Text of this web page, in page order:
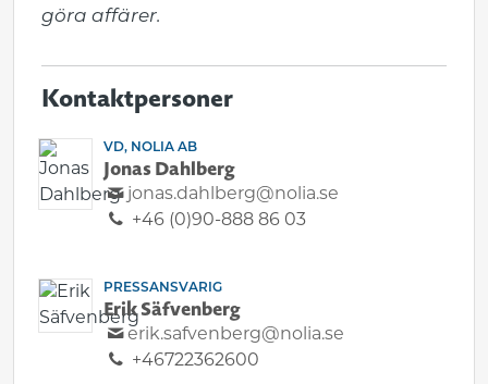
göra affärer.
Kontaktpersoner
VD, NOLIA AB
Jonas Dahlberg
jonas.dahlberg@nolia.se
+46 (0)90-888 86 03
PRESSANSVARIG
Erik Säfvenberg
erik.safvenberg@nolia.se
+46722362600